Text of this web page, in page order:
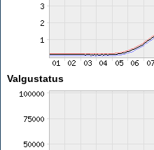
Valgustatus